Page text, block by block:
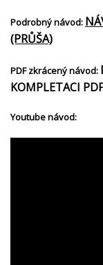
Podrobný návod:
(PRŮŠA)
PDF zkrácený návod:
KOMPLETACI
Youtube návod: